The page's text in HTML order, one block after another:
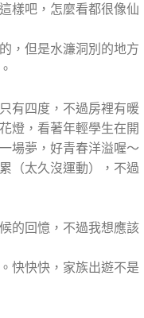
樣吧，怎麼看都很像仙
，但是水濂洞別的地方
有四度，不過房裡有暖
燈，看著年輕學生在開
場夢，好青春洋溢喔～
（太久沒運動），不過
的回憶，不過我想應該
快快快，家族出遊不是